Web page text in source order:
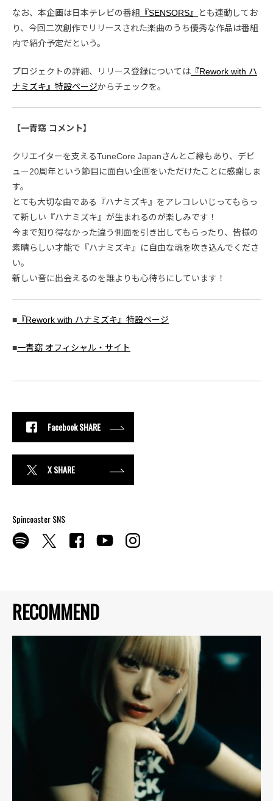
RECOMMEND
なお、本企画は日本テレビの番組 『SENSORS』
とも連動してお
り、今回二次創作でリリースされた楽曲のうち優秀な作品は番組
内で紹介予定だという。
プロジェクトの詳細、リリース登録については 『Rework with ハ
ナミズキ』特設ページからチェックを。
【一青窈 コメント】
クリエイターを支えるTuneCore Japanさんとご縁もあり、デビ
ュー20周年という節目に面白い企画をいただけたことに感謝しま
す。
とても大切な曲である『ハナミズキ』をアレコレいじってもらっ
て新しい『ハナミズキ』が生まれるのが楽しみです！
今まで知り得なかった違う側面を引き出してもらったり、皆様の
素晴らしい才能で『ハナミズキ』に自由な魂を吹き込んでくださ
い。
新しい音に出会えるのを誰よりも心待ちにしています！
■ 『Rework with ハナミズキ』特設ページ
■一青窈 オフィシャル・サイト
Facebook SHARE
X SHARE
Spincoaster SNS